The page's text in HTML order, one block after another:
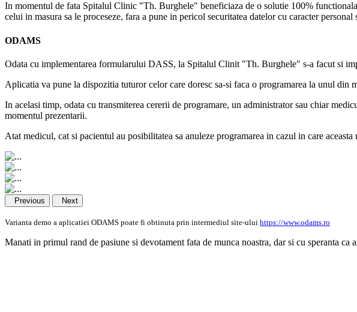
In momentul de fata Spitalul Clinic "Th. Burghele" beneficiaza de o solutie 100%
celui in masura sa le proceseze, fara a pune in pericol securitatea datelor cu caracter
ODAMS
Odata cu implementarea formularului DASS, la Spitalul Clinit "Th. Burghele" s-a facut si
Aplicatia va pune la dispozitia tuturor celor care doresc sa-si faca o programarea la unul
In acelasi timp, odata cu transmiterea cererii de programare, un administrator sau chiar
momentul prezentarii.
Atat medicul, cat si pacientul au posibilitatea sa anuleze programarea in cazul in care aceasta
Previous Next
Varianta demo a aplicatiei ODAMS poate fi obtinuta prin intermediul site-ului https://www.odams.ro
Manati in primul rand de pasiune si devotament fata de munca noastra, dar si cu speranta